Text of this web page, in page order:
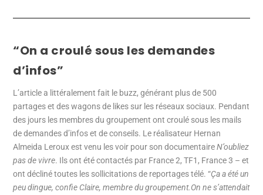
“On a croulé sous les demandes
d’infos”
L’article a littéralement fait le buzz, générant plus de 500
partages et des wagons de likes sur les réseaux sociaux. Pendant
des jours les membres du groupement ont croulé sous les mails
de demandes d’infos et de conseils. Le réalisateur Hernan
Almeida Leroux est venu les voir pour son documentaireN’oubliez
pas de vivre. Ils ont été contactés par France 2, TF1, France 3 – et
ont décliné toutes les sollicitations de reportages télé. “Ça a été un
peu dingue, confie Claire, membre du groupement.On ne s’attendait